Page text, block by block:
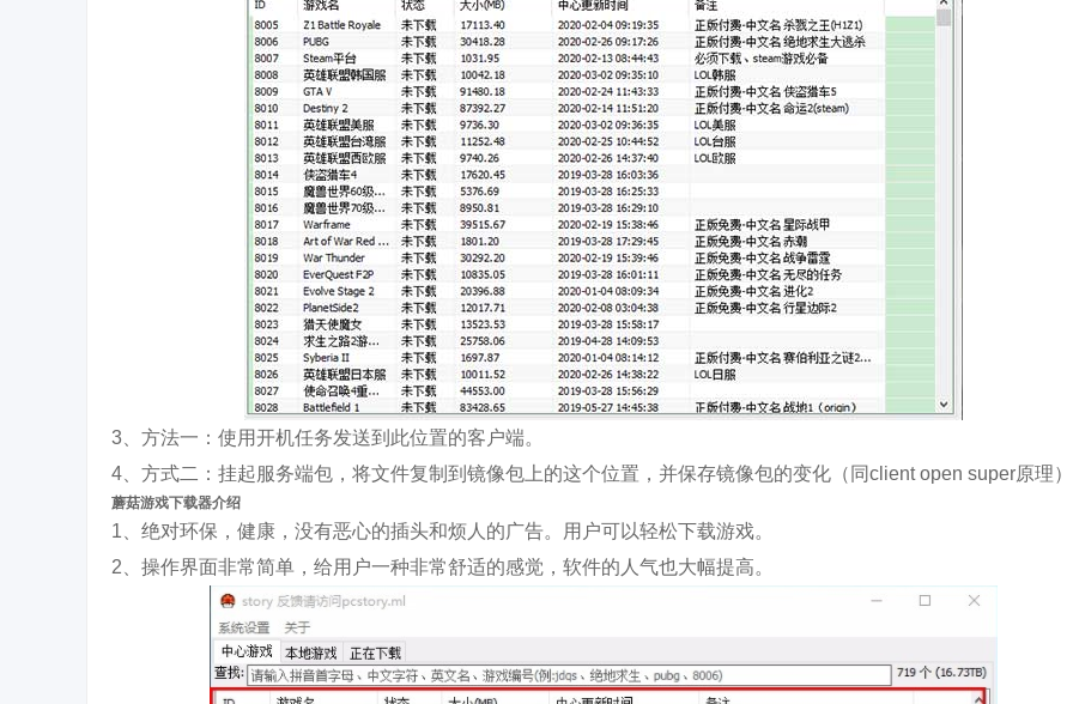
3、方法一：使用开机任务发送到此位置的客户端。
4、方式二：挂起服务端包，将文件复制到镜像包上的这个位置，并保存镜像包的变化（同client open super原理
蘑菇游戏下载器介绍
1、绝对环保，健康，没有恶心的插头和烦人的广告。用户可以轻松下载游戏。
2、操作界面非常简单，给用户一种非常舒适的感觉，软件的人气也大幅提高。